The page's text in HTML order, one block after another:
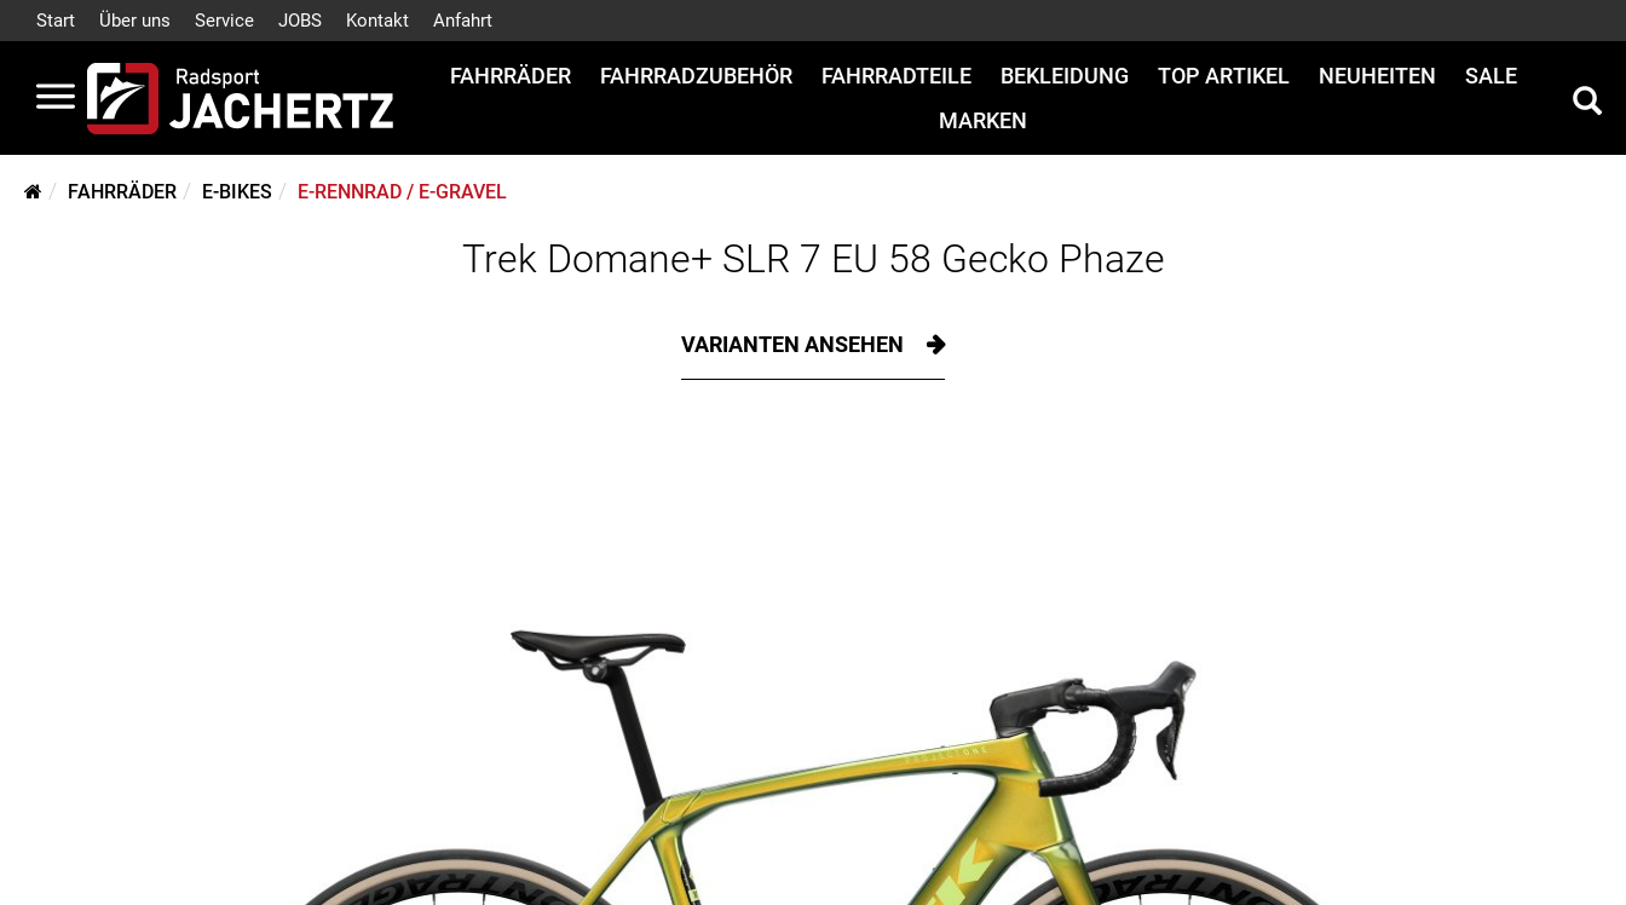
Start Über uns Service JOBS Kontakt Anfahrt
FAHRRÄDER FAHRRADZUBEHÖR FAHRRADTEILE BEKLEIDUNG TOP ARTIKEL NEUHEITEN
SALE
MARKEN
FAHRRÄDER E-BIKES E-RENNRAD / E-GRAVEL
Trek Domane+ SLR 7 EU 58 Gecko Phaze
VARIANTEN ANSEHEN